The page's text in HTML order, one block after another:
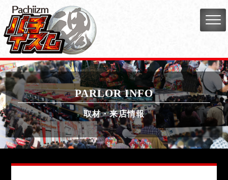
PARLOR INFO
取材・来店情報